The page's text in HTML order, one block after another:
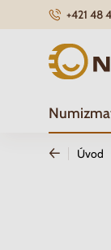
+421 48
Nunofi.sk
Úvod